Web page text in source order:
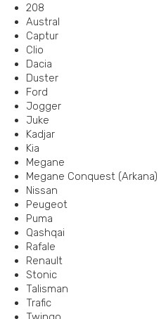
208
Austral
Captur
Clio
Dacia
Duster
Ford
Jogger
Juke
Kadjar
Kia
Megane
Megane Conquest (Arkana)
Nissan
Peugeot
Puma
Qashqai
Rafale
Renault
Stonic
Talisman
Trafic